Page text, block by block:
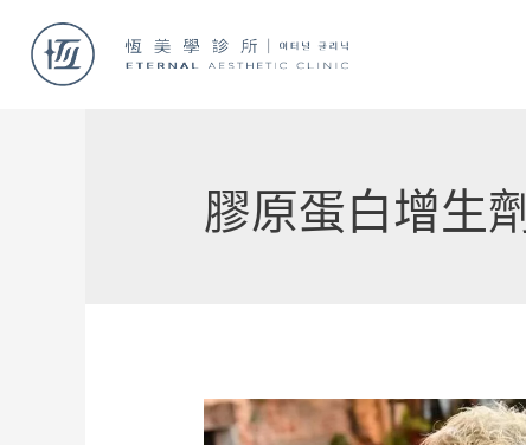
膠原蛋白增生劑